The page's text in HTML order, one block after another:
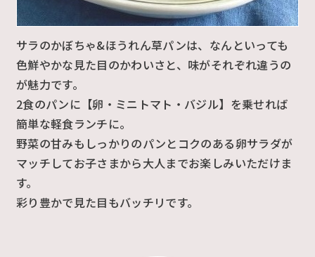
サラのかぼちゃ&ほうれん草パンは、なんといっても
色鮮やかな見た目のかわいさと、味がそれぞれ違うの
が魅力です。
2食のパンに【卵・ミニトマト・バジル】を乗せれば
簡単な軽食ランチに。
野菜の甘みもしっかりのパンとコクのある卵サラダが
マッチしてお子さまから大人までお楽しみいただけま
す。
彩り豊かで見た目もバッチリです。